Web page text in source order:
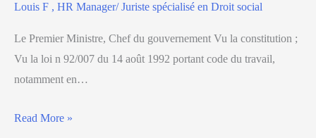
Louis F , HR Manager/ Juriste spécialisé en Droit social
Le Premier Ministre, Chef du gouvernement Vu la constitution ;
Vu la loi n 92/007 du 14 août 1992 portant code du travail,
notamment en…
Read More »